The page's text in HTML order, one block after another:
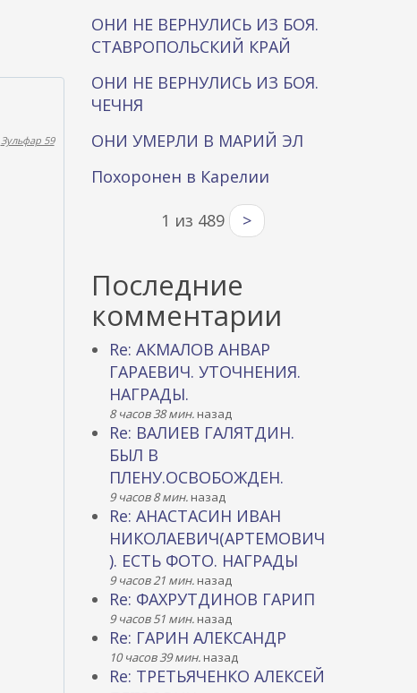
Зульфар 59
ОНИ НЕ ВЕРНУЛИСЬ ИЗ БОЯ.
СТАВРОПОЛЬСКИЙ КРАЙ
ОНИ НЕ ВЕРНУЛИСЬ ИЗ БОЯ.
ЧЕЧНЯ
ОНИ УМЕРЛИ В МАРИЙ ЭЛ
Похоронен в Карелии
1 из 489 >
Последние
комментарии
Re: АКМАЛОВ АНВАР
ГАРАЕВИЧ. УТОЧНЕНИЯ.
НАГРАДЫ.
8 часов 38 мин.назад
Re: ВАЛИЕВ ГАЛЯТДИН.
БЫЛ В
ПЛЕНУ.ОСВОБОЖДЕН.
9 часов 8 мин.назад
Re: АНАСТАСИН ИВАН
НИКОЛАЕВИЧ(АРТЕМОВИЧ
). ЕСТЬ ФОТО. НАГРАДЫ
9 часов 21 мин.назад
Re: ФАХРУТДИНОВ ГАРИП
9 часов 51 мин.назад
Re: ГАРИН АЛЕКСАНДР
10 часов 39 мин.назад
Re: ТРЕТЬЯЧЕНКО АЛЕКСЕЙ